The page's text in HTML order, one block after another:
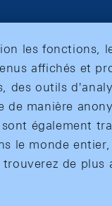
les fonctions,
affichés et
des outils
de manière
également
le monde
de